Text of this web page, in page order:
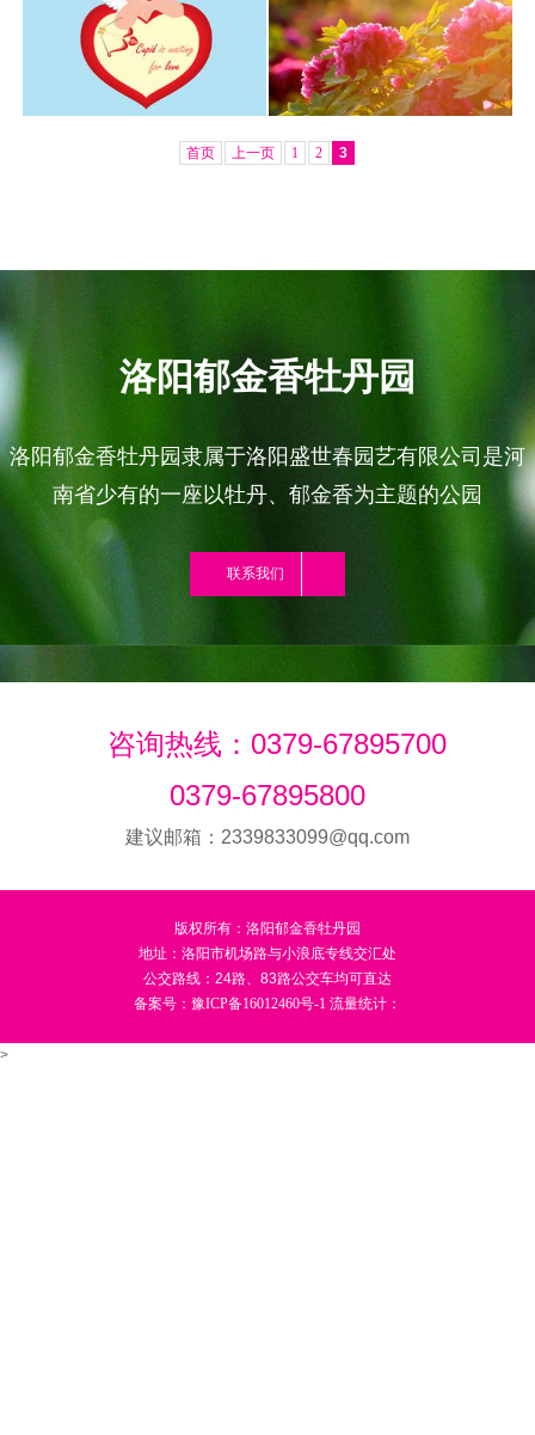
首页 上一页 1 2 3
洛阳郁金香牡丹园
洛阳郁金香牡丹园隶属于洛阳盛世春园艺有限公司是河
南省少有的一座以牡丹、郁金香为主题的公园
联系我们
咨询热线：0379-67895700
0379-67895800
建议邮箱：2339833099@qq.com
版权所有：洛阳郁金香牡丹园
地址：洛阳市机场路与小浪底专线交汇处
公交路线：24路、83路公交车均可直达
备案号： 豫ICP备16012460号-1 流量统计：
>